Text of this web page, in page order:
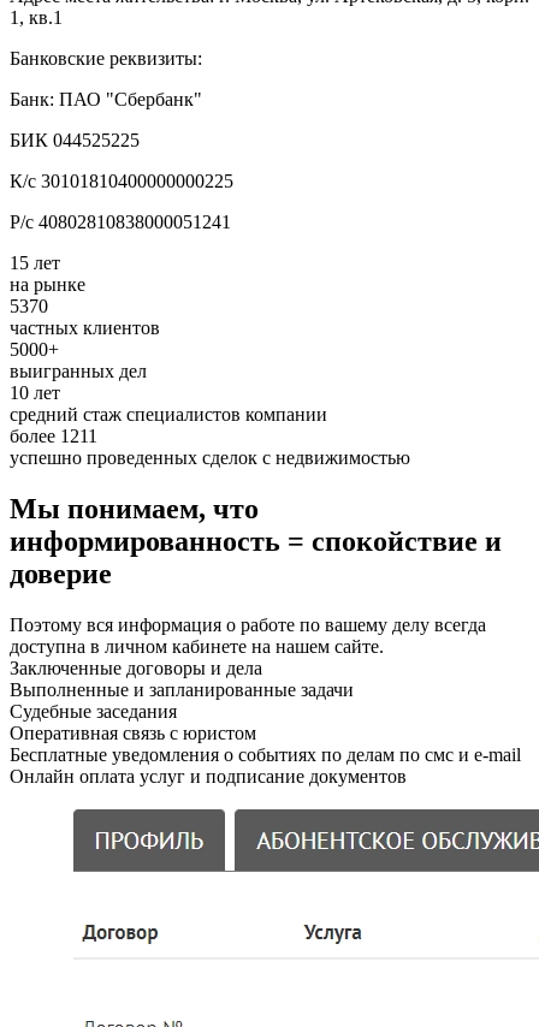
1, кв.1
Банковские реквизиты:
Банк: ПАО "Сбербанк"
БИК 044525225
К/с 30101810400000000225
Р/с 40802810838000051241
15 лет
на рынке
5370
частных клиентов
5000+
выигранных дел
10 лет
средний стаж специалистов компании
более 1211
успешно проведенных сделок с недвижимостью
Мы понимаем, что
информированность = спокойствие и
доверие
Поэтому вся информация о работе по вашему делу всегда
доступна в личном кабинете на нашем сайте.
Заключенные договоры и дела
Выполненные и запланированные задачи
Судебные заседания
Оперативная связь с юристом
Бесплатные уведомления о событиях по делам по смс и e-mail
Онлайн оплата услуг и подписание документов